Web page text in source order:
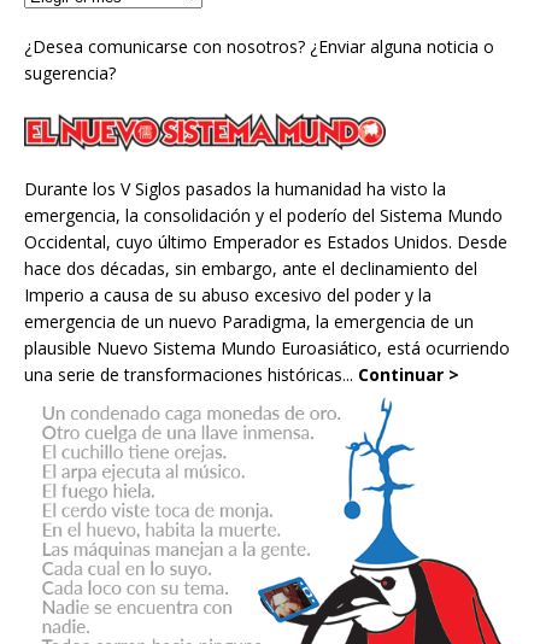
¿Desea comunicarse con nosotros? ¿Enviar alguna noticia o
sugerencia?
Durante los V Siglos pasados la humanidad ha visto la
emergencia, la consolidación y el poderío del Sistema Mundo
Occidental, cuyo último Emperador es Estados Unidos. Desde
hace dos décadas, sin embargo, ante el declinamiento del
Imperio a causa de su abuso excesivo del poder y la
emergencia de un nuevo Paradigma, la emergencia de un
plausible Nuevo Sistema Mundo Euroasiático, está ocurriendo
una serie de transformaciones históricas... Continuar >